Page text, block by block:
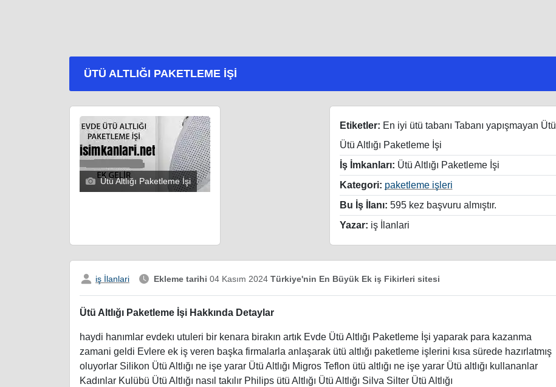
ÜTÜ ALTLIĞI PAKETLEME İŞI
Ütü Altlığı Paketleme İşi
Etiketler: En iyi ütü tabanı Tabanı yapışmayan Ütü
Ütü Altlığı Paketleme İşi
İş İmkanları: Ütü Altlığı Paketleme İşi
Kategori: paketleme işleri
Bu İş İlanı: 595 kez başvuru almıştır.
Yazar: iş İlanlari
iş İlanlari Ekleme tarihi 04 Kasım 2024 Türkiye'nin En Büyük Ek iş Fikirleri sitesi
Ütü Altlığı Paketleme İşi Hakkında Detaylar
haydi hanımlar evdekı utuleri bir kenara birakın artık Evde Ütü Altlığı Paketleme İşi yaparak para kazanma
zamani geldi Evlere ek iş veren başka firmalarla anlaşarak ütü altlığı paketleme işlerini kısa sürede hazırlatmış
oluyorlar Silikon Ütü Altlığı ne işe yarar Ütü Altlığı Migros Teflon ütü altlığı ne işe yarar Ütü altlığı kullananlar
Kadınlar Kulübü Ütü Altlığı nasıl takılır Philips ütü Altlığı Ütü Altlığı Silva Silter Ütü Altlığı